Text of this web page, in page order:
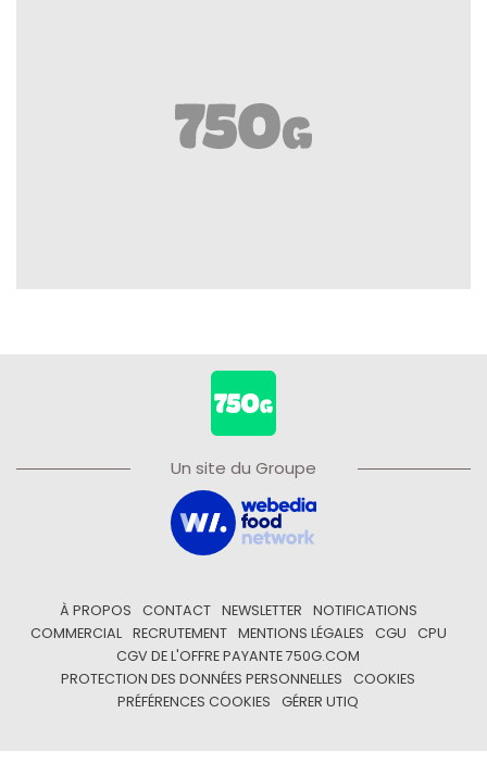
Un site du Groupe
À PROPOS CONTACT NEWSLETTER
NOTIFICATIONS
COMMERCIAL
RECRUTEMENT MENTIONS LÉGALES CGU
CPU
CGV DE L'OFFRE PAYANTE 750G.COM
PROTECTION DES DONNÉES PERSONNELLES
COOKIES
PRÉFÉRENCES COOKIES
GÉRER UTIQ